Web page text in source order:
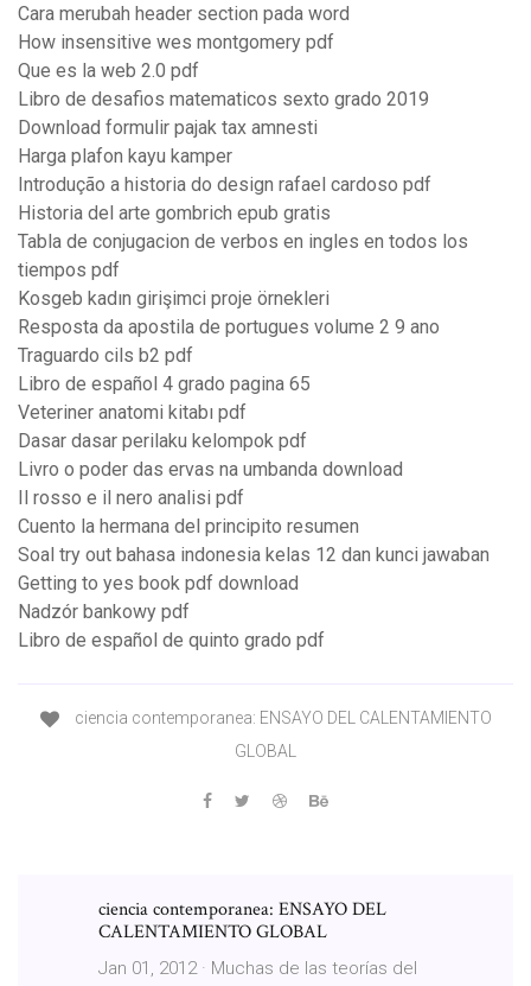
Cara merubah header section pada word
How insensitive wes montgomery pdf
Que es la web 2.0 pdf
Libro de desafios matematicos sexto grado 2019
Download formulir pajak tax amnesti
Harga plafon kayu kamper
Introdução a historia do design rafael cardoso pdf
Historia del arte gombrich epub gratis
Tabla de conjugacion de verbos en ingles en todos los
tiempos pdf
Kosgeb kadın girişimci proje örnekleri
Resposta da apostila de portugues volume 2 9 ano
Traguardo cils b2 pdf
Libro de español 4 grado pagina 65
Veteriner anatomi kitabı pdf
Dasar dasar perilaku kelompok pdf
Livro o poder das ervas na umbanda download
Il rosso e il nero analisi pdf
Cuento la hermana del principito resumen
Soal try out bahasa indonesia kelas 12 dan kunci jawaban
Getting to yes book pdf download
Nadzór bankowy pdf
Libro de español de quinto grado pdf
ciencia contemporanea: ENSAYO DEL CALENTAMIENTO
GLOBAL
ciencia contemporanea: ENSAYO DEL
CALENTAMIENTO GLOBAL
Jan 01, 2012 · Muchas de las teorías del